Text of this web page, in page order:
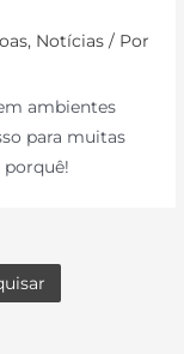
, Notícias / Por
ambientes
para muitas
porquê!